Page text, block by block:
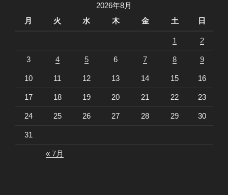
2026年8月
月
火 水 木 金 土 日
1 2
3 4 5 6 7 8 9
10 11 12 13 14 15 16
17 18 19 20 21 22 23
24 25 26 27 28 29 30
31
« 7月